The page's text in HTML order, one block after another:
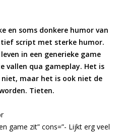
en soms donkere humor van
script met sterke humor.
in een generieke game
vallen qua gameplay. Het is
maar het is ook niet de
Tieten.
game zit” cons=”- Lijkt erg veel